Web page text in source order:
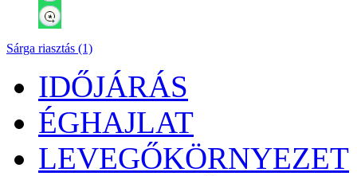
Sárga riasztás (1)
IDŐJÁRÁS
ÉGHAJLAT
LEVEGŐKÖRNYEZET